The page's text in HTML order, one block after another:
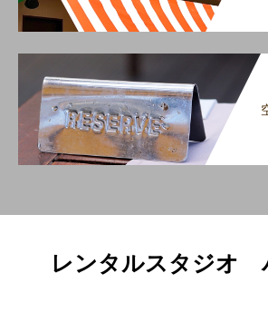
レンタルスタジオ